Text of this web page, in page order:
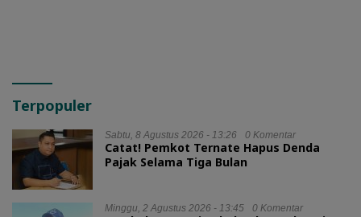
Terpopuler
Sabtu, 8 Agustus 2026 - 13:26 0 Komentar
Catat! Pemkot Ternate Hapus Denda
Pajak Selama Tiga Bulan
Minggu, 2 Agustus 2026 - 13:45 0 Komentar